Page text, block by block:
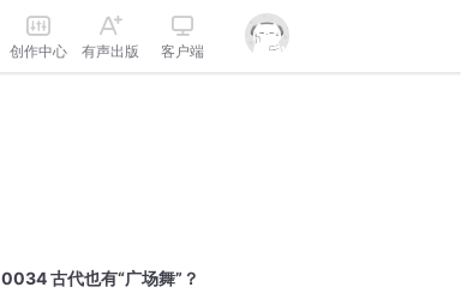
创作中心 有声出版 客户端
0034 古代也有“广场舞”？